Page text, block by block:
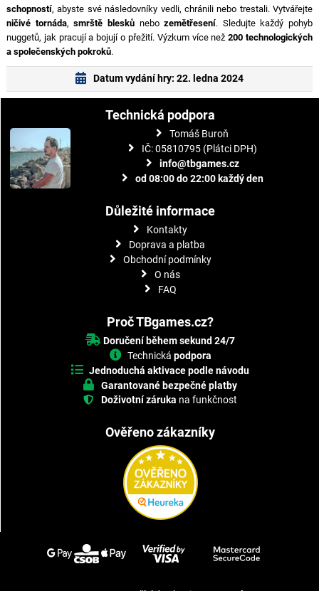
schopností, abyste své následovníky vedli, chránili nebo trestali. Vytvářejte
ničivé tornáda,smrště bleskůnebozemětřesení. Sledujte každý pohyb
nuggetů, jak pracují a bojují o přežití. Výzkum více než200 technologických
a společenských pokroků.
Datum vydání hry: 22. ledna 2024
Technická podpora
Tomáš Buroň
IČ: 05810795 (Plátci DPH)
info@tbgames.cz
od 08:00 do 22:00 každý den
Důležité informace
Kontakty
Doprava a platba
Obchodní podmínky
O nás
FAQ
Proč TBgames.cz?
Doručení během sekund 24/7
Technická podpora
Jednoduchá aktivace podle návodu
Garantované bezpečné platby
Doživotní záruka na funkčnost
Ověřeno zákazníky